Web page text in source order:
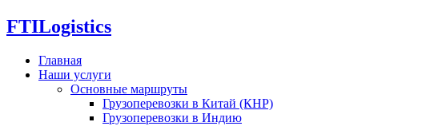
FTILogistics
Главная
Наши услуги
Основные маршруты
Грузоперевозки в Китай (КНР)
Грузоперевозки в Индию